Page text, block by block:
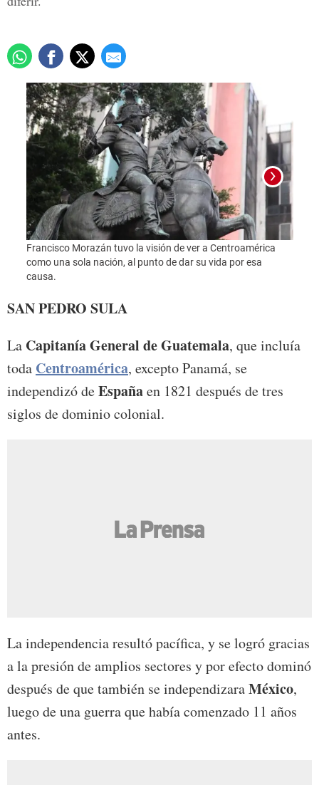
Francisco Morazán tuvo la visión de ver a Centroamérica
como una sola nación, al punto de dar su vida por esa
causa.
SAN PEDRO SULA
La Capitanía General de Guatemala, que incluía
toda Centroamérica, excepto Panamá, se
independizó deEspañaen 1821 después de tres
siglos de dominio colonial.
La independencia resultó pacífica, y se logró gracias
a la presión de amplios sectores y por efecto dominó
después de que también se independizaraMéxico,
luego de una guerra que había comenzado 11 años
antes.